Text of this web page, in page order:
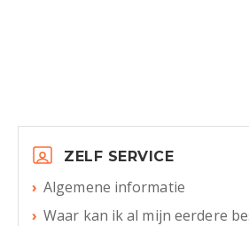
ZELF SERVICE
Algemene informatie
Waar kan ik al mijn eerdere